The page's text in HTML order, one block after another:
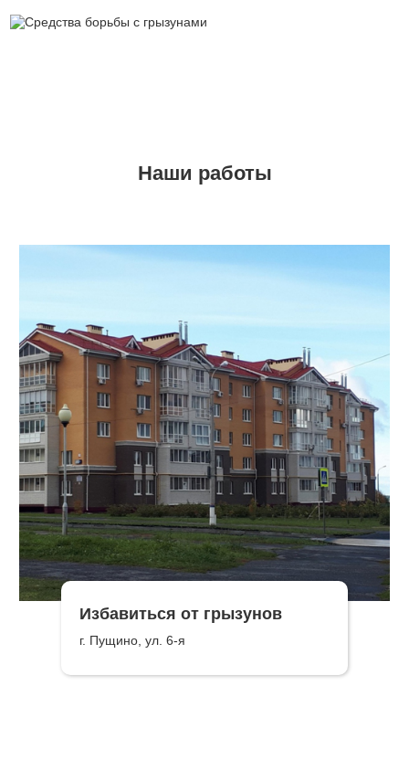
Наши работы
Избавиться от грызунов
г. Пущино, ул. 6-я